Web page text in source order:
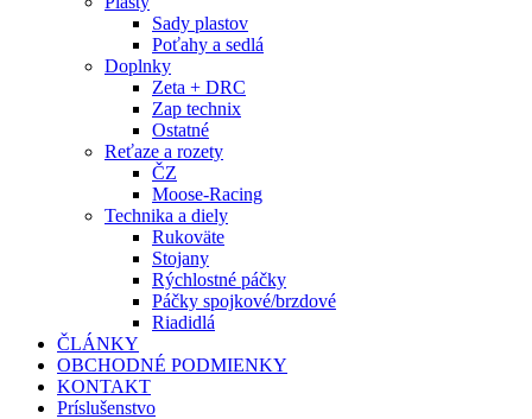
Sady plastov
Poťahy a sedlá
Doplnky
Zeta + DRC
Zap technix
Ostatné
Reťaze a rozety
ČZ
Moose-Racing
Technika a diely
Rukoväte
Stojany
Rýchlostné páčky
Páčky spojkové/brzdové
Riadidlá
ČLÁNKY
OBCHODNÉ PODMIENKY
KONTAKT
Príslušenstvo